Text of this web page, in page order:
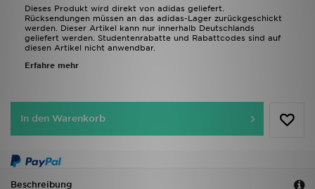
Dieses Produkt wird direkt von adidas geliefert.
Rücksendungen müssen an das adidas-Lager zurückgeschickt
werden. Dieser Artikel kann nur innerhalb Deutschlands
geliefert werden. Studentenrabatte und Rabattcodes sind auf
diesen Artikel nicht anwendbar.
Erfahre mehr
In den Warenkorb
Beschreibung